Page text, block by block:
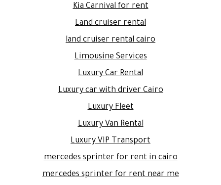
Kia Carnival for rent
Land cruiser rental
land cruiser rental cairo
Limousine Services
Luxury Car Rental
Luxury car with driver Cairo
Luxury Fleet
Luxury Van Rental
Luxury VIP Transport
mercedes sprinter for rent in cairo
mercedes sprinter for rent near me